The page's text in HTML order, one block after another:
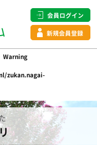
会員ログイン
新規会員登録
Warning
zukan.nagai-